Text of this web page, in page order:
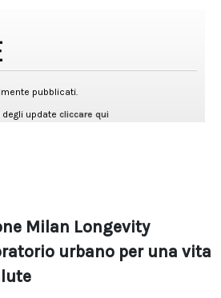
Milan Longevity
urbano per una vita